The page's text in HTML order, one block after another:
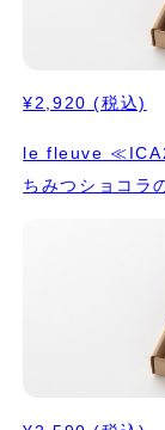
¥2,920 (税込)
le fleuve
ちみつショコラ